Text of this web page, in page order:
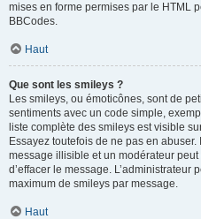
mises en forme permises par le HTML
BBCodes.
Haut
Que sont les smileys ?
Les smileys, ou émoticônes, sont de
sentiments avec un code simple,
liste complète des smileys est visible
Essayez toutefois de ne pas en
message illisible et un modérateur
d’effacer le message. L’administrateur
maximum de smileys par message.
Haut